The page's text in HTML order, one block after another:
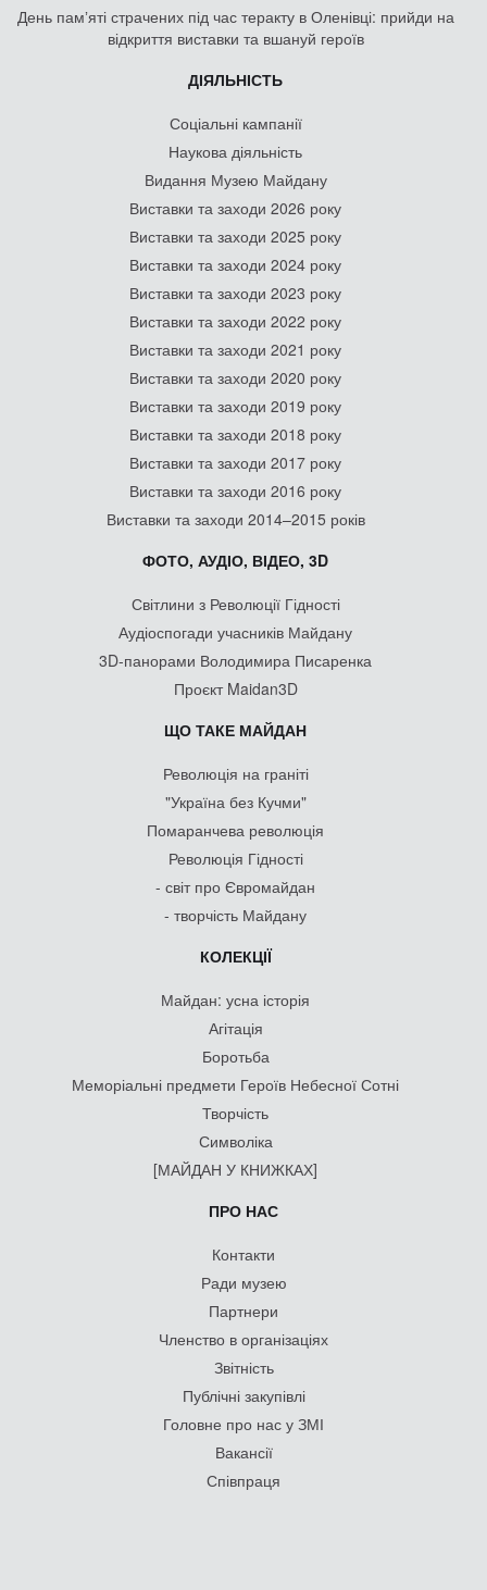
День памʼяті страчених під час теракту в Оленівці: прийди на
відкриття виставки та вшануй героїв
ДІЯЛЬНІСТЬ
Соціальні кампанії
Наукова діяльність
Видання Музею Майдану
Виставки та заходи 2026 року
Виставки та заходи 2025 року
Виставки та заходи 2024 року
Виставки та заходи 2023 року
Виставки та заходи 2022 року
Виставки та заходи 2021 року
Виставки та заходи 2020 року
Виставки та заходи 2019 року
Виставки та заходи 2018 року
Виставки та заходи 2017 року
Виставки та заходи 2016 року
Виставки та заходи 2014–2015 років
ФОТО, АУДІО, ВІДЕО, 3D
Світлини з Революції Гідності
Аудіоспогади учасників Майдану
3D-панорами Володимира Писаренка
Проєкт Maidan3D
ЩО ТАКЕ МАЙДАН
Революція на граніті
"Україна без Кучми"
Помаранчева революція
Революція Гідності
- світ про Євромайдан
- творчість Майдану
КОЛЕКЦІЇ
Майдан: усна історія
Агітація
Боротьба
Меморіальні предмети Героїв Небесної Сотні
Творчість
Символіка
[МАЙДАН У КНИЖКАХ]
ПРО НАС
Контакти
Ради музею
Партнери
Членство в організаціях
Звітність
Публічні закупівлі
Головне про нас у ЗМІ
Вакансії
Співпраця